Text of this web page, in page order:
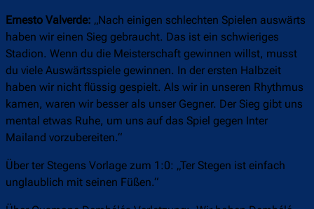
Ernesto Valverde: „Nach einigen schlechten Spielen auswärts
haben wir einen Sieg gebraucht. Das ist ein schwieriges
Stadion. Wenn du die Meisterschaft gewinnen willst, musst
du viele Auswärtsspiele gewinnen. In der ersten Halbzeit
haben wir nicht flüssig gespielt. Als wir in unseren Rhythmus
kamen, waren wir besser als unser Gegner. Der Sieg gibt uns
mental etwas Ruhe, um uns auf das Spiel gegen Inter
Mailand vorzubereiten.“
Über ter Stegens Vorlage zum 1:0: „Ter Stegen ist einfach
unglaublich mit seinen Füßen.“